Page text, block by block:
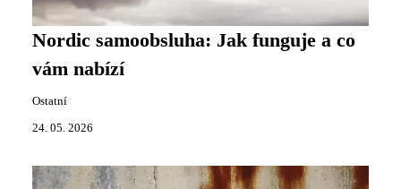
Nordic samoobsluha: Jak funguje a co
vám nabízí
Ostatní
24. 05. 2026